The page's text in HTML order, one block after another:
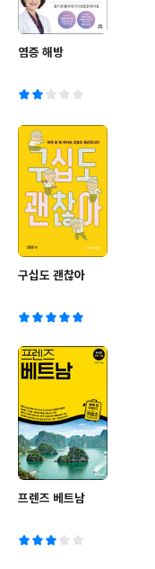
염증 해방
구십도 괜찮아
프렌즈 베트남